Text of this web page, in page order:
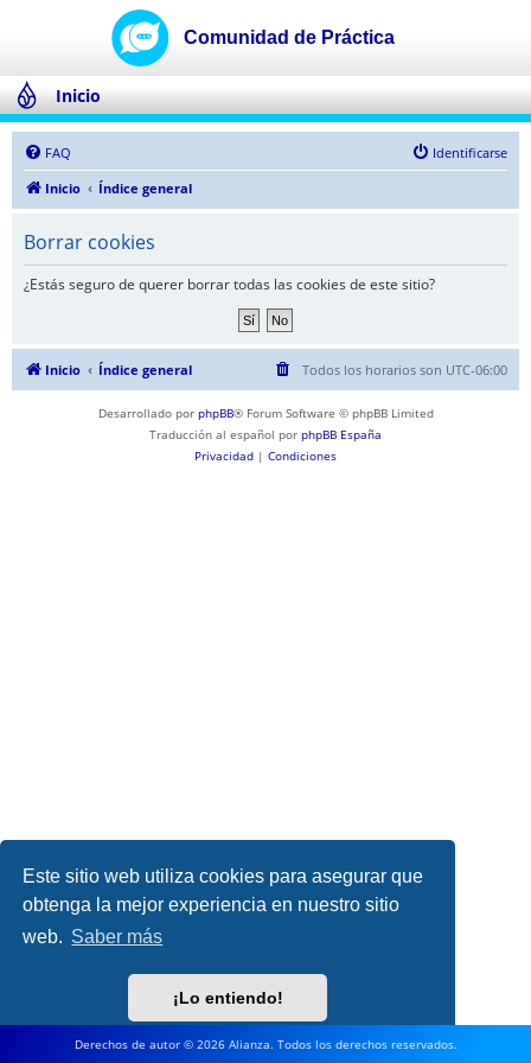
Este sitio web utiliza cookies para asegurar que
obtenga la mejor experiencia en nuestro sitio
web. Saber más
¡Lo entiendo!
Inicio
FAQ
Identificarse
Inicio
Índice general
Borrar cookies
¿Estás seguro de querer borrar todas las cookies de este sitio?
Inicio Índice general Todos los horarios son UTC-06:00
Desarrollado por phpBB® Forum Software © phpBB Limited
Traducción al español por phpBB España
Privacidad | Condiciones
Derechos de autor © 2026 Alianza. Todos los derechos reservados.